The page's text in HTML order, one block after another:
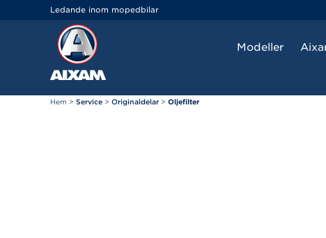
Ledande inom mopedbilar
Modeller
Hem > Service > Originaldelar > Oljefilter
Cookie- hanteringspanel